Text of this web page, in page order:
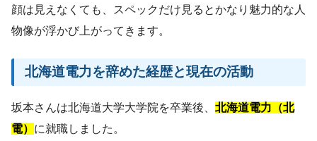
顔は見えなくても、スペックだけ見るとかなり魅力的な人
物像が浮かび上がってきます。
北海道電力を辞めた経歴と現在の活動
坂本さんは北海道大学大学院を卒業後、 北海道電力（北
電） に就職しました。